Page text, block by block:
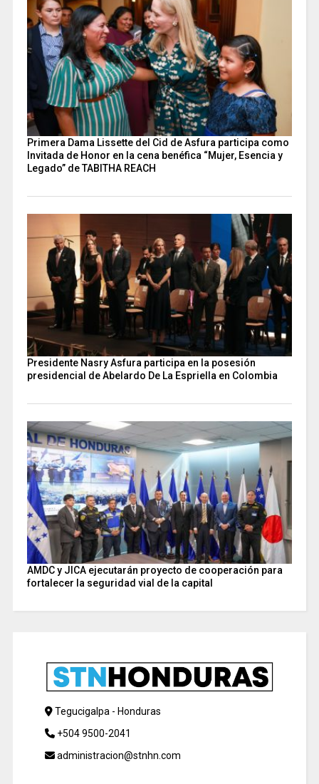
Primera Dama Lissette del Cid de Asfura participa como
Invitada de Honor en la cena benéfica “Mujer, Esencia y
Legado” de TABITHA REACH
Presidente Nasry Asfura participa en la posesión
presidencial de Abelardo De La Espriella en Colombia
AMDC y JICA ejecutarán proyecto de cooperación para
fortalecer la seguridad vial de la capital
Tegucigalpa - Honduras
+504 9500-2041
administracion@stnhn.com